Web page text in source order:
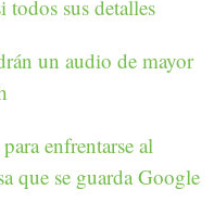
sus detalles
un audio de mayor
enfrentarse al
que se guarda Google